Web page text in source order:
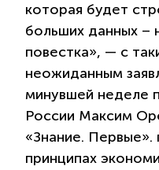
которая будет
больших данных –
повестка», — с
неожиданным
минувшей неделе
России Максим
«Знание. Первые».
принципах